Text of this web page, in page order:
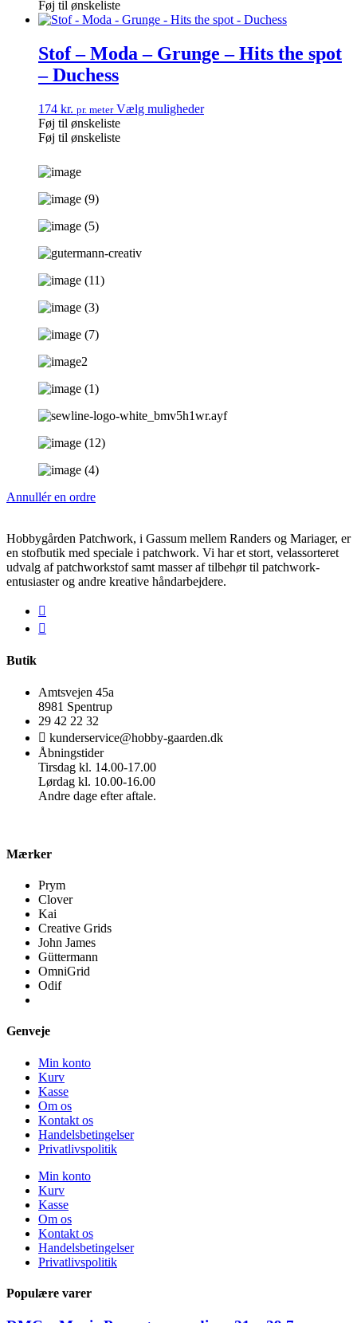
Føj til ønskeliste
Stof – Moda – Grunge – Hits the spot
– Duchess
174 kr. pr. meter Vælg muligheder
Føj til ønskeliste
Føj til ønskeliste
Annullér en ordre
Hobbygården Patchwork, i Gassum mellem Randers og Mariager, er
en stofbutik med speciale i patchwork. Vi har et stort, velassorteret
udvalg af patchworkstof samt masser af tilbehør til patchwork-
entusiaster og andre kreative håndarbejdere.
Butik
Amtsvejen 45a
8981 Spentrup
29 42 22 32
kunderservice@hobby-gaarden.dk
Åbningstider
Tirsdag kl. 14.00-17.00
Lørdag kl. 10.00-16.00
Andre dage efter aftale.
Mærker
Prym
Clover
Kai
Creative Grids
John James
Güttermann
OmniGrid
Odif
Genveje
Min konto
Kurv
Kasse
Om os
Kontakt os
Handelsbetingelser
Privatlivspolitik
Min konto
Kurv
Kasse
Om os
Kontakt os
Handelsbetingelser
Privatlivspolitik
Populære varer